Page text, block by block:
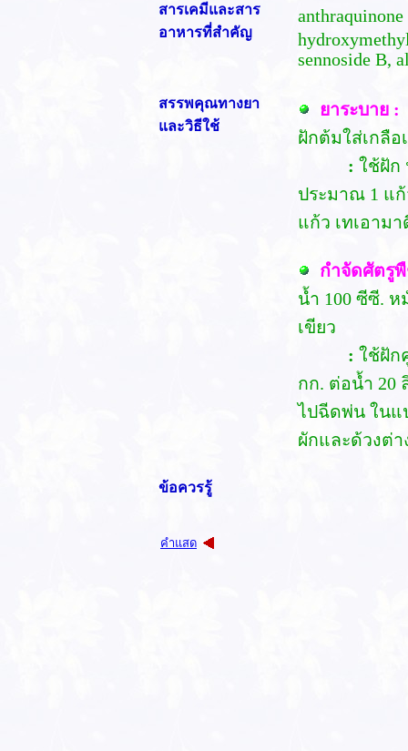
สารเคมีและสาร
อาหารที่สำคัญ
sennoside B,
สรรพคุณทางยา
และวิธีใช้
ยาระบาย :
ฝักต้มใส่เกลื
: ใช้ฝัก
ประมาณ 1 แ
แก้ว เทเอาม
กำจัดศัตรู
น้ำ 100 ซีซี. ห
เขียว
: ใช้ฝัก
กก. ต่อน้ำ 20
ไปฉีดพ่น ในแ
ผักและด้วงต่า
ข้อควรรู้
คำแสด